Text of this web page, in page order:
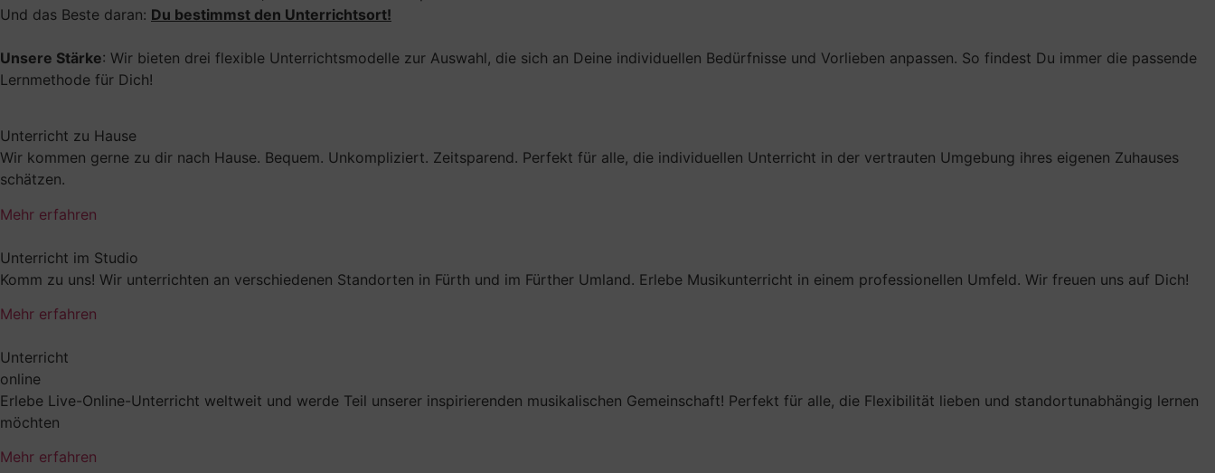
Und das Beste daran: Du bestimmst den Unterrichtsort!
Unsere Stärke: Wir bieten drei flexible Unterrichtsmodelle zur Auswahl, die sich an Deine individuellen Bedürfnisse und Vorlieben anpassen. So findest Du immer die passende
Lernmethode für Dich!
Unterricht zu Hause
Wir kommen gerne zu dir nach Hause. Bequem. Unkompliziert. Zeitsparend. Perfekt für alle, die individuellen Unterricht in der vertrauten Umgebung ihres eigenen Zuhauses
schätzen.
Mehr erfahren
Unterricht im Studio
Komm zu uns! Wir unterrichten an verschiedenen Standorten in Fürth und im Fürther Umland. Erlebe Musikunterricht in einem professionellen Umfeld. Wir freuen uns auf Dich!
Mehr erfahren
Unterricht
online
Erlebe Live-Online-Unterricht weltweit und werde Teil unserer inspirierenden musikalischen Gemeinschaft! Perfekt für alle, die Flexibilität lieben und standortunabhängig lernen
möchten
Mehr erfahren